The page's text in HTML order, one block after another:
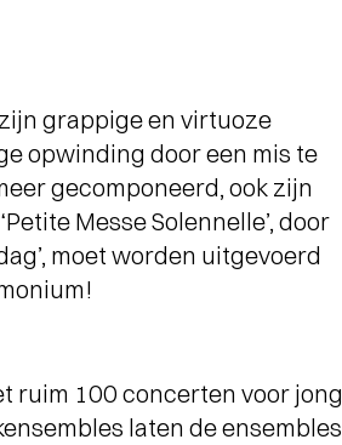
grappige en virtuoze
opwinding door een mis te
gecomponeerd, ook zijn
Messe Solennelle’, door
moet worden uitgevoerd
ruim 100 concerten voor jong
laten de ensembles